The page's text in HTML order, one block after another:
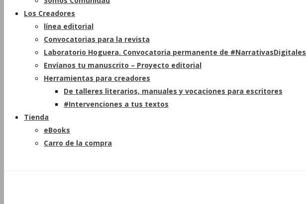
Los Creadores
línea editorial
Convocatorias para la revista
Laboratorio Hoguera. Convocatoria permanente de #NarrativasDigitales
Envíanos tu manuscrito – Proyecto editorial
Herramientas para creadores
De talleres literarios, manuales y vocaciones para escritores
#Intervenciones a tus textos
Tienda
eBooks
Carro de la compra